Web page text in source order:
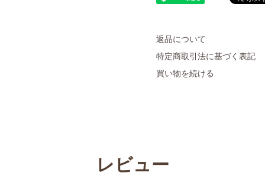
返品について
特定商取引法に基づく表記
買い物を続ける
レビュー